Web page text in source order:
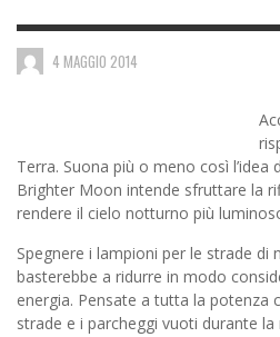
4 MAGGIO 2014
Terra. Suona più o meno così
Brighter Moon intende sfruttare la
rendere il cielo notturno più
Spegnere i lampioni per le strade di
basterebbe a ridurre in modo
energia. Pensate a tutta la potenza
strade e i parcheggi vuoti durante